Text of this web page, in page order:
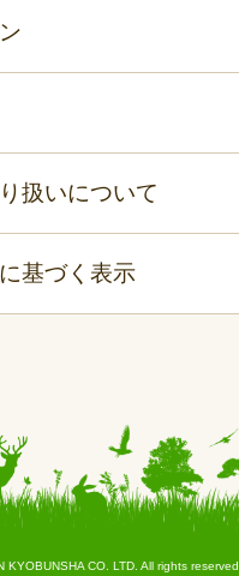
扱いについて
基づく表示
KYOBUNSHA CO. LTD. All rights reserved.